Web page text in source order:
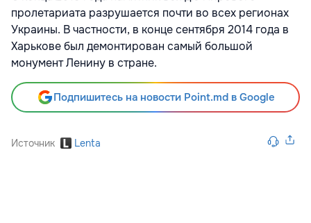
пролетариата разрушается почти во всех регионах
Украины. В частности, в конце сентября 2014 года в
Харькове был демонтирован самый большой
монумент Ленину в стране.
Подпишитесь на новости Point.md в Google
Источник Lenta